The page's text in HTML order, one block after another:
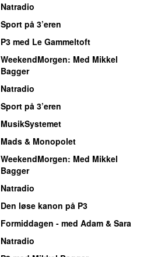
Natradio
Sport på 3’eren
P3 med Le Gammeltoft
WeekendMorgen: Med Mikkel
Bagger
Natradio
Sport på 3’eren
MusikSystemet
Mads & Monopolet
WeekendMorgen: Med Mikkel
Bagger
Natradio
Den løse kanon på P3
Formiddagen - med Adam & Sara
Natradio